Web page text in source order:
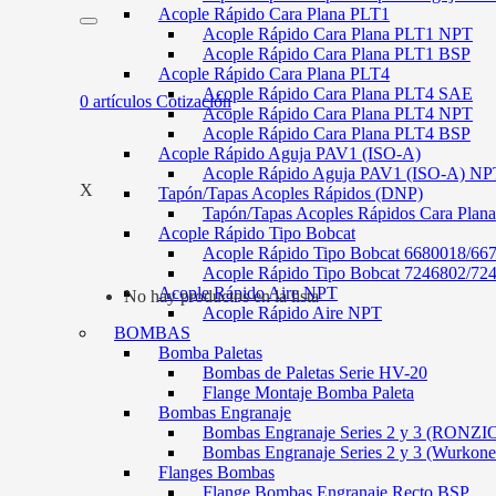
0 artículos Cotización
X
No hay productos en la lista
Acople Rápido Cara Plana PLT1
Acople Rápido Cara Plana PLT1 NPT
Acople Rápido Cara Plana PLT1 BSP
Acople Rápido Cara Plana PLT4
Acople Rápido Cara Plana PLT4 SAE
Acople Rápido Cara Plana PLT4 NPT
Acople Rápido Cara Plana PLT4 BSP
Acople Rápido Aguja PAV1 (ISO-A)
Acople Rápido Aguja PAV1 (ISO-A)
Tapón/Tapas Acoples Rápidos (DNP)
Tapón/Tapas Acoples Rápidos Cara
Acople Rápido Tipo Bobcat
Acople Rápido Tipo Bobcat 6680018/
Acople Rápido Tipo Bobcat 7246802/
Acople Rápido Aire NPT
Acople Rápido Aire NPT
BOMBAS
Bomba Paletas
Bombas de Paletas Serie HV-20
Flange Montaje Bomba Paleta
Bombas Engranaje
Bombas Engranaje Series 2 y 3
Bombas Engranaje Series 2 y 3
Flanges Bombas
Flange Bombas Engranaje Recto BSP